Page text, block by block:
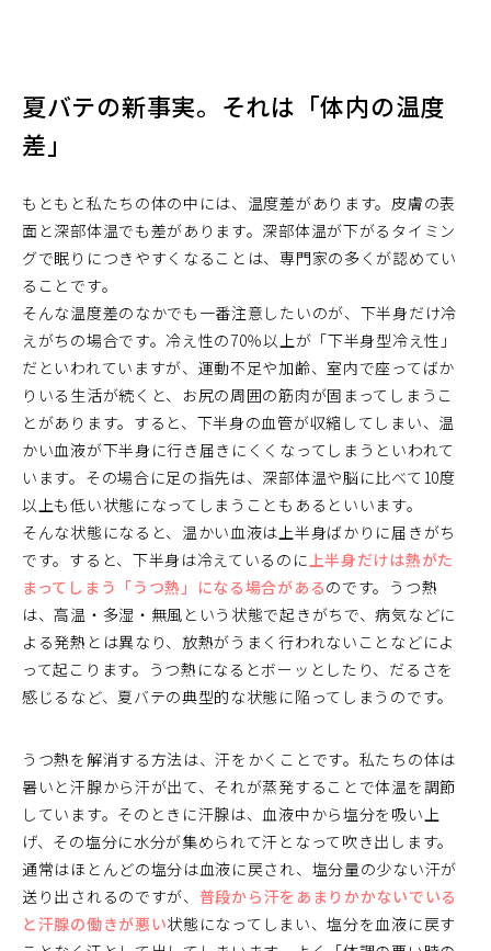
夏バテの新事実。それは「体内の温度
差」
もともと私たちの体の中には、温度差があります。皮膚の表
面と深部体温でも差があります。深部体温が下がるタイミン
グで眠りにつきやすくなることは、専門家の多くが認めてい
ることです。
そんな温度差のなかでも一番注意したいのが、下半身だけ冷
えがちの場合です。冷え性の70％以上が「下半身型冷え性」
だといわれていますが、運動不足や加齢、室内で座ってばか
りいる生活が続くと、お尻の周囲の筋肉が固まってしまうこ
とがあります。すると、下半身の血管が収縮してしまい、温
かい血液が下半身に行き届きにくくなってしまうといわれて
います。その場合に足の指先は、深部体温や脳に比べて10度
以上も低い状態になってしまうこともあるといいます。
そんな状態になると、温かい血液は上半身ばかりに届きがち
です。すると、下半身は冷えているのに上半身だけは熱がた
まってしまう「うつ熱」になる場合があるのです。うつ熱
は、高温・多湿・無風という状態で起きがちで、病気などに
よる発熱とは異なり、放熱がうまく行われないことなどによ
って起こります。うつ熱になるとボーッとしたり、だるさを
感じるなど、夏バテの典型的な状態に陥ってしまうのです。
うつ熱を解消する方法は、汗をかくことです。私たちの体は
暑いと汗腺から汗が出て、それが蒸発することで体温を調節
しています。そのときに汗腺は、血液中から塩分を吸い上
げ、その塩分に水分が集められて汗となって吹き出します。
通常はほとんどの塩分は血液に戻され、塩分量の少ない汗が
送り出されるのですが、 普段から汗をあまりかかないでいる
と汗腺の働きが悪い状態になってしまい、塩分を血液に戻す